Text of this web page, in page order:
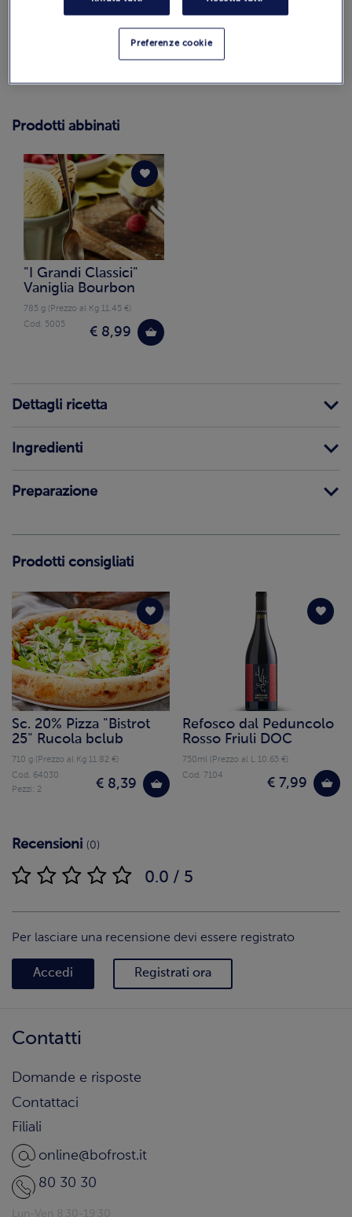
0.0 / 5 Guarda
Come calcoliamo e verifichiamo il punteggio?
Prodotti abbinati
"I Grandi Classici"
Vaniglia Bourbon
785 g (Prezzo al Kg 11.45 €)
€ 8,99
Cod. 5005
Dettagli ricetta
Ingredienti
Preparazione
Prodotti consigliati
Sc. 20% Pizza "Bistrot
25" Rucola bclub
710 g (Prezzo al Kg 11.82 €)
€ 8,39
Cod. 64030
Pezzi: 2
Refosco dal Peduncolo
Rosso Friuli DOC
750ml (Prezzo al L 10.65 €)
€ 7,99
Cod. 7104
Recensioni (0)
0.0 / 5
Per lasciare una recensione devi essere registrato
Accedi Registrati ora
Contatti
Domande e risposte
Contattaci
Filiali
online@bofrost.it
80 30 30
Preferenze cookie